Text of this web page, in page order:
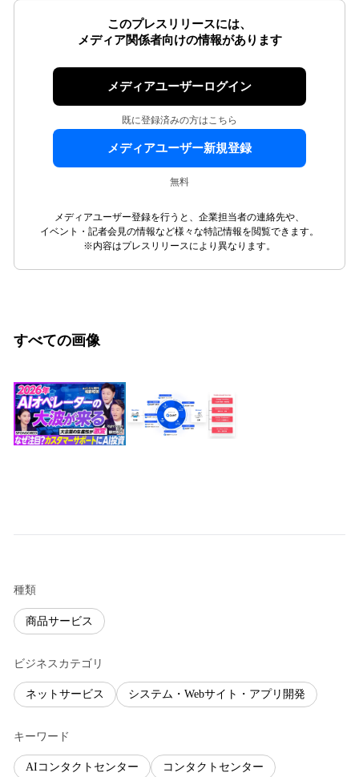
このプレスリリースには、
メディア関係者向けの情報があります
メディアユーザーログイン
既に登録済みの方はこちら
メディアユーザー新規登録
無料
メディアユーザー登録を行うと、企業担当者の連絡先や、
イベント・記者会見の情報など様々な特記情報を閲覧できます。
※内容はプレスリリースにより異なります。
すべての画像
種類
商品サービス
ビジネスカテゴリ
ネットサービス システム・Webサイト・アプリ開発
キーワード
AIコンタクトセンター コンタクトセンター